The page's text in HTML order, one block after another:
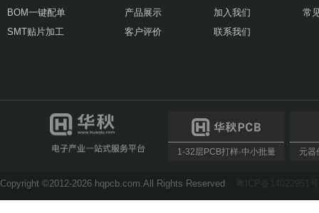
BOM一键配单
SMT贴片加工
产品展示
客户评价
加入我们
联系我们
常
1-32层PCB打样·中小批量 元器
Copyright ©2012-2026 hqpcb.com.All Rights Reserved